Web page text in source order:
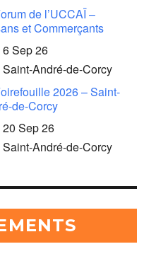
de l’UCCAÏ –
et Commerçants
6 Sep 26
Saint-André-de-Corcy
2026 – Saint-
de-Corcy
20 Sep 26
Saint-André-de-Corcy